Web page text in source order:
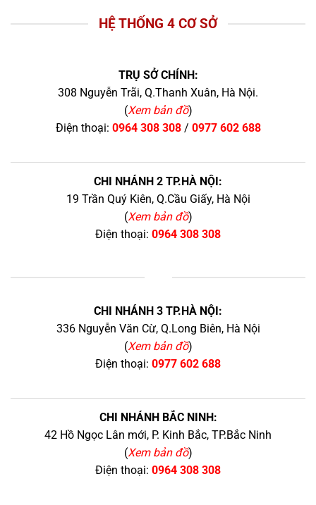
HỆ THỐNG 4 CƠ SỞ
TRỤ SỞ CHÍNH:
308 Nguyễn Trãi, Q.Thanh Xuân, Hà Nội.
(Xem bản đồ)
Điện thoại: 0964 308 308/ 0977 602 688
CHI NHÁNH 2 TP.HÀ NỘI:
19 Trần Quý Kiên, Q.Cầu Giấy, Hà Nội
(Xem bản đồ)
Điện thoại: 0964 308 308
CHI NHÁNH 3 TP.HÀ NỘI:
336 Nguyễn Văn Cừ, Q.Long Biên, Hà Nội
(Xem bản đồ)
Điện thoại: 0977 602 688
CHI NHÁNH BẮC NINH:
42 Hồ Ngọc Lân mới, P. Kinh Bắc, TP.Bắc Ninh
(Xem bản đồ)
Điện thoại: 0964 308 308